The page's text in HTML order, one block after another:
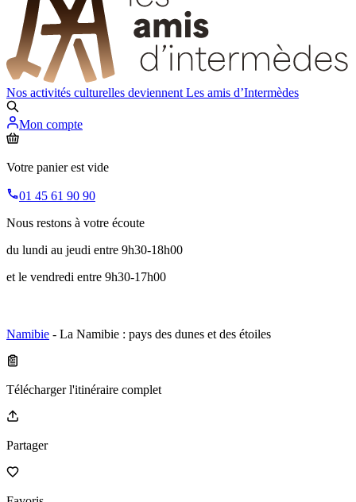
Nos activités culturelles deviennent Les amis d’Intermèdes
Mon compte
Votre panier est vide
01 45 61 90 90
Nous restons à votre écoute
du lundi au jeudi entre 9h30-18h00
et le vendredi entre 9h30-17h00
Namibie - La Namibie : pays des dunes et des étoiles
Télécharger l'itinéraire complet
Partager